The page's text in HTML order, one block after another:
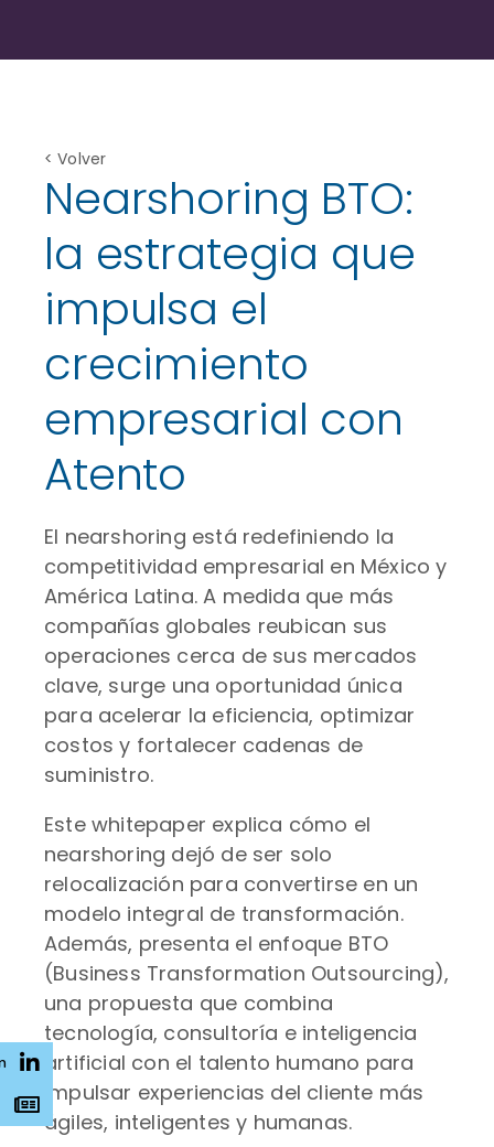
< Volver
Nearshoring BTO:
la estrategia que
impulsa el
crecimiento
empresarial con
Atento
El nearshoring está redefiniendo la
competitividad empresarial en México y
América Latina. A medida que más
compañías globales reubican sus
operaciones cerca de sus mercados
clave, surge una oportunidad única
para acelerar la eficiencia, optimizar
costos y fortalecer cadenas de
suministro.
Este whitepaper explica cómo el
nearshoring dejó de ser solo
relocalización para convertirse en un
modelo integral de transformación.
Además, presenta el enfoque BTO
(Business Transformation Outsourcing),
una propuesta que combina
tecnología, consultoría e inteligencia
artificial con el talento humano para
impulsar experiencias del cliente más
ágiles, inteligentes y humanas.